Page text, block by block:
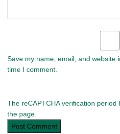
Save my name, email, and website
time I comment.
The reCAPTCHA verification period
the page.